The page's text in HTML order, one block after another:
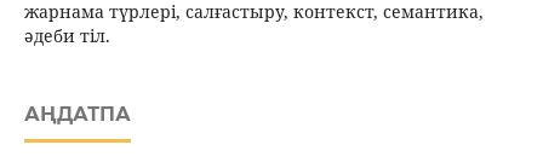
жарнама түрлері, салғастыру, контекст, семантика,
әдеби тіл.
АҢДАТПА